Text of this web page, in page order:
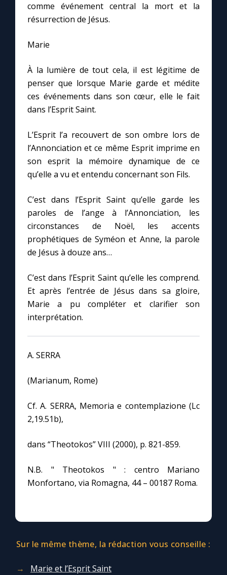
comme événement central la mort et la
résurrection de Jésus.
Marie
À la lumière de tout cela, il est légitime de
penser que lorsque Marie garde et médite
ces événements dans son cœur, elle le fait
dans l’Esprit Saint.
L’Esprit l’a recouvert de son ombre lors de
l’Annonciation et ce même Esprit imprime en
son esprit la mémoire dynamique de ce
qu’elle a vu et entendu concernant son Fils.
C’est dans l’Esprit Saint qu’elle garde les
paroles de l’ange à l’Annonciation, les
circonstances de Noël, les accents
prophétiques de Syméon et Anne, la parole
de Jésus à douze ans…
C’est dans l’Esprit Saint qu’elle les comprend.
Et après l’entrée de Jésus dans sa gloire,
Marie a pu compléter et clarifier son
interprétation.
A. SERRA
(Marianum, Rome)
Cf. A. SERRA, Memoria e contemplazione (Lc
2,19.51b),
dans “Theotokos” VIII (2000), p. 821-859.
N.B. " Theotokos " : centro Mariano
Monfortano, via Romagna, 44 – 00187 Roma.
Sur le même thème, la rédaction vous conseille :
Marie et l’Esprit Saint